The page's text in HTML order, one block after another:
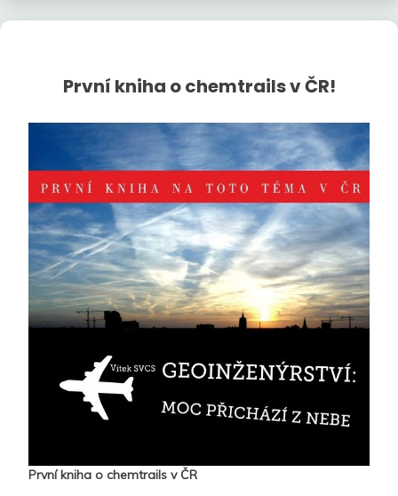
První kniha o chemtrails v ČR!
První kniha o chemtrails v ČR